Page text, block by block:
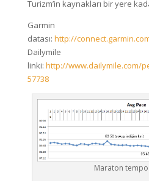
Turizm’in kaynakları bir yere
Garmin
datası: http://
Dailymile
linki: http://www.dailymile.com/
57738
Maraton